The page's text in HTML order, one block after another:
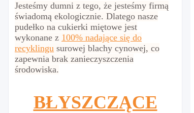
Jesteśmy dumni z tego, że jesteśmy firmą
świadomą ekologicznie. Dlatego nasze
pudełko na cukierki miętowe jest
wykonane z 100% nadające się do
recyklingu surowej blachy cynowej, co
zapewnia brak zanieczyszczenia
środowiska.
BŁYSZCZĄCE